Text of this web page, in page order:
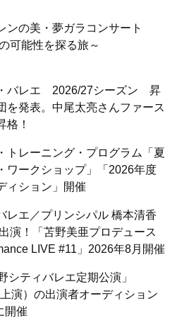
ンの美・夢ガラコンサート
可能性を探る旅～
バレエ 2026/27シーズン 昇
を発表。中尾太亮さんファース
格！
トレーニング・プログラム「夏
ワークショップ」「2026年度
ィション」開催
レエ／プリンシパル 橋本清香
演！「苫野美亜プロデュース
LIVE #11」2026年8月開催
シティバレエ定期公演」
上演）の出演者オーディション
開催